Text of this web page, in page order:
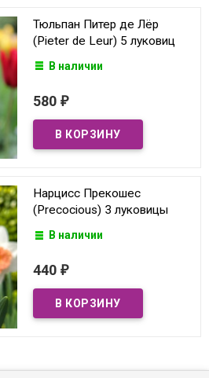
Тюльпан Питер де Лёр
(Pieter de Leur) 5 луковиц
В наличии
580 ₽
Нарцисс Прекошес
(Precocious) 3 луковицы
В наличии
440 ₽